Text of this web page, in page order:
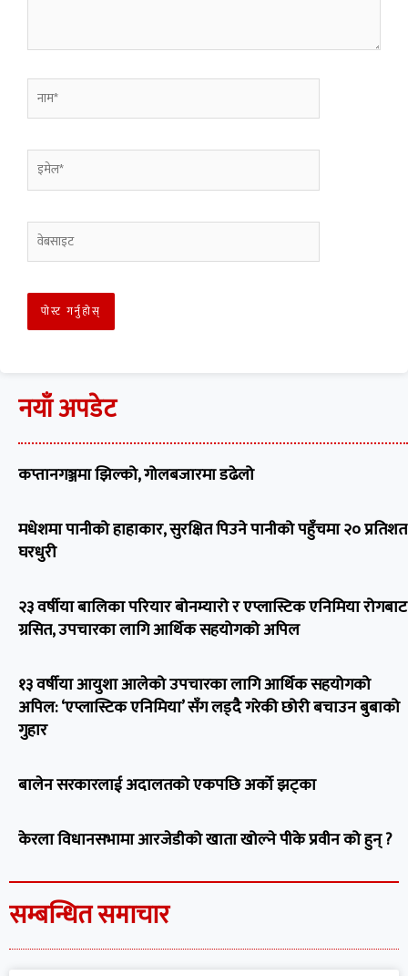
नयाँ अपडेट
कप्तानगञ्जमा झिल्को, गोलबजारमा डढेलो
मधेशमा पानीको हाहाकार, सुरक्षित पिउने पानीको पहुँचमा २० प्रतिशत
घरधुरी
२३ वर्षीया बालिका परियार बोनम्यारो र एप्लास्टिक एनिमिया रोगबाट
ग्रसित, उपचारका लागि आर्थिक सहयोगको अपिल
१३ वर्षीया आयुशा आलेको उपचारका लागि आर्थिक सहयोगको
अपिल: ‘एप्लास्टिक एनिमिया’ सँग लड्दै गरेकी छोरी बचाउन बुबाको
गुहार
बालेन सरकारलाई अदालतको एकपछि अर्को झट्का
केरला विधानसभामा आरजेडीको खाता खोल्ने पीके प्रवीन को हुन् ?
सम्बन्धित समाचार